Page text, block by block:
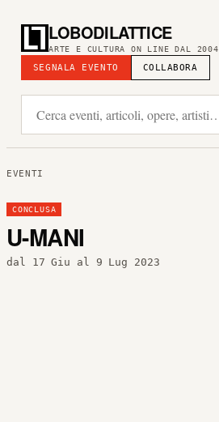
LOBODILATTICE
ARTE E CULTURA ON LINE DAL 2004
SEGNALA EVENTO COLLABORA
EVENTI
CONCLUSA
U-MANI
dal 17 Giu al 9 Lug 2023